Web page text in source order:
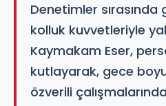
Denetimler sırasında
kolluk kuvvetleriyle
Kaymakam Eser,
kutlayarak, gece
özverili